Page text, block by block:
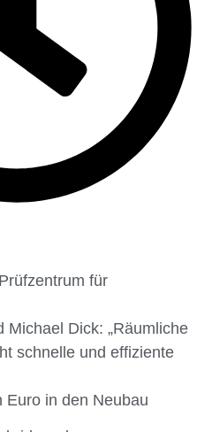
für
Michael Dick: „Räumliche
schnelle und effiziente
Euro in den Neubau